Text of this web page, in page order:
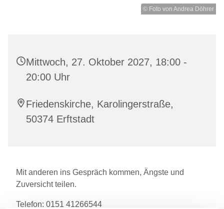
© Foto von Andrea Döhrer
Mittwoch, 27. Oktober 2027, 18:00 -
20:00 Uhr
Friedenskirche, Karolingerstraße,
50374 Erftstadt
Mit anderen ins Gespräch kommen, Ängste und
Zuversicht teilen.
Telefon: 0151 41266544